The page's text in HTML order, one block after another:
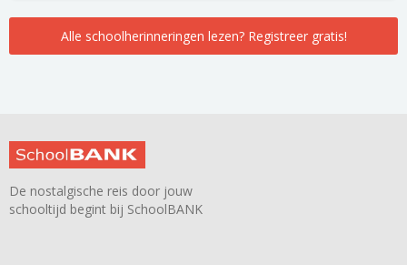
Alle schoolherinneringen lezen? Registreer gratis!
De nostalgische reis door jouw
schooltijd begint bij SchoolBANK